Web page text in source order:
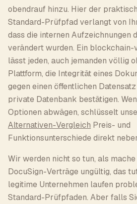
obendrauf hinzu. Hier der
Standard-Prüfpfad verlangt von
dass die internen Aufzeichnungen
verändert wurden. Ein
lässt jeden, auch jemanden völlig
Plattform, die Integrität eines
gegen einen öffentlichen
private Datenbank bestätigen.
Optionen abwägen, schlüsselt
Alternativen-Vergleich Preis- und
Funktionsunterschiede direkt
Wir werden nicht so tun, als
DocuSign-Verträge ungültig, das
legitime Unternehmen laufen
Standard-Prüfpfaden. Aber falls